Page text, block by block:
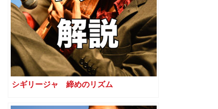
シギリージャ 締めのリズム